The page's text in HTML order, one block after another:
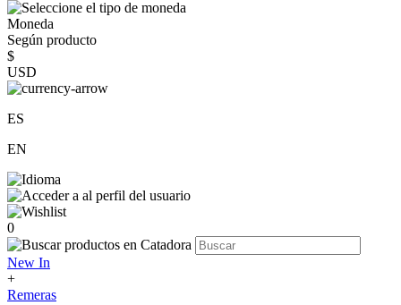
Moneda
Según producto
$
USD
ES
EN
0
New In
+
Remeras